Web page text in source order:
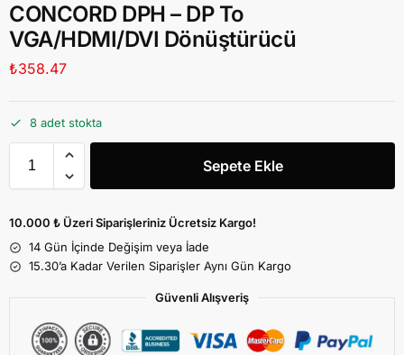
CONCORD DPH – DP To
VGA/HDMI/DVI Dönüştürücü
₺358.47
8 adet stokta
Sepete Ekle
10.000 ₺ Üzeri Siparişleriniz Ücretsiz Kargo!
14 Gün İçinde Değişim veya İade
15.30’a Kadar Verilen Siparişler Aynı Gün Kargo
Güvenli Alışveriş